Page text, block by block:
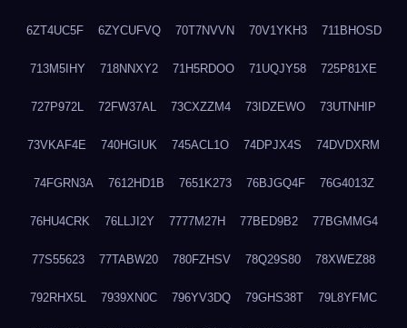
6ZT4UC5F 6ZYCUFVQ 70T7NVVN 70V1YKH3 711BHOSD
713M5IHY 718NNXY2 71H5RDOO 71UQJY58 725P81XE
727P972L 72FW37AL 73CXZZM4 73IDZEWO 73UTNHIP
73VKAF4E 740HGIUK 745ACL1O 74DPJX4S 74DVDXRM
74FGRN3A 7612HD1B 7651K273 76BJGQ4F 76G4013Z
76HU4CRK 76LLJI2Y 7777M27H 77BED9B2 77BGMMG4
77S55623 77TABW20 780FZHSV 78Q29S80 78XWEZ88
792RHX5L 7939XN0C 796YV3DQ 79GHS38T 79L8YFMC